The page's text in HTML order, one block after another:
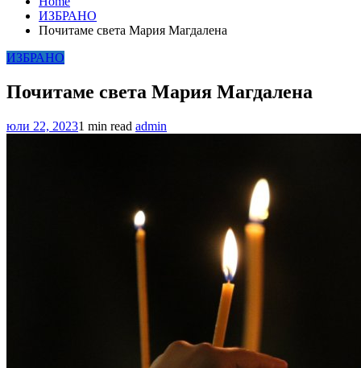
ИЗБРАНО
Почитаме света Мария Магдалена
ИЗБРАНО
Почитаме света Мария Магдалена
юли 22, 20231 min read admin